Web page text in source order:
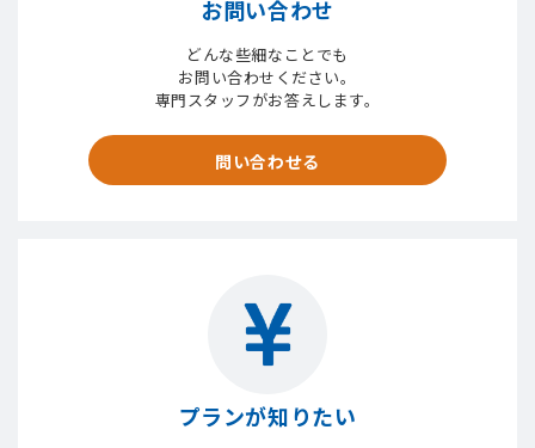
お問い合わせ
どんな些細なことでも
お問い合わせください。
専門スタッフがお答えします。
問い合わせる
プランが知りたい